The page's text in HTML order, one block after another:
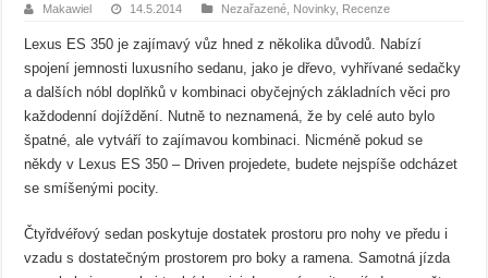
Makawiel 14.5.2014 Nezařazené Novinky, Recenze
Lexus ES 350 je zajímavý vůz hned z několika důvodů. Nabízí
spojení jemnosti luxusního sedanu, jako je dřevo, vyhřívané sedačky
a dalších nóbl doplňků v kombinaci obyčejných základních věci pro
každodenní dojíždění. Nutně to neznamená, že by celé auto bylo
špatné, ale vytváří to zajímavou kombinaci. Nicméně pokud se
někdy v Lexus ES 350 – Driven projedete, budete nejspíše odcházet
se smíšenými pocity.
Čtyřdvéřový sedan poskytuje dostatek prostoru pro nohy ve předu i
vzadu s dostatečným prostorem pro boky a ramena. Samotná jízda